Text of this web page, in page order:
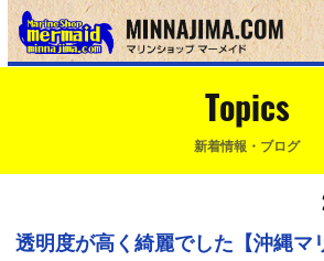
Topics
新着情報・ブログ
透明度が高く綺麗でした【沖縄マ